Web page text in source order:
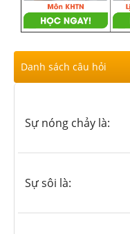
Danh sách câu hỏi
Sự nóng chảy là:
Sự sôi là: